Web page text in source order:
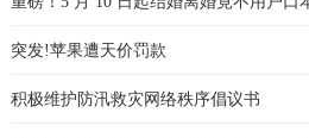
突发!苹果遭天价罚款
积极维护防汛救灾网络秩序倡议书